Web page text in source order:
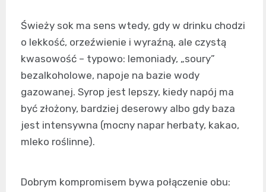
Świeży sok ma sens wtedy, gdy w drinku chodzi
o lekkość, orzeźwienie i wyraźną, ale czystą
kwasowość – typowo: lemoniady, „soury”
bezalkoholowe, napoje na bazie wody
gazowanej. Syrop jest lepszy, kiedy napój ma
być złożony, bardziej deserowy albo gdy baza
jest intensywna (mocny napar herbaty, kakao,
mleko roślinne).
Dobrym kompromisem bywa połączenie obu: